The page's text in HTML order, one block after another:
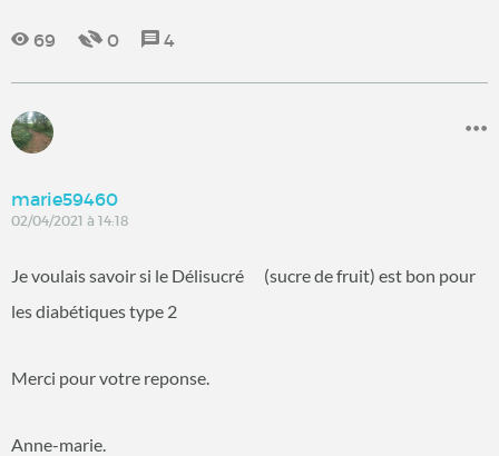
69 0 4
marie59460
02/04/2021 à 14:18
Je voulais savoir si le Délisucré (sucre de fruit) est bon pour
les diabétiques type 2
Merci pour votre reponse.
Anne-marie.